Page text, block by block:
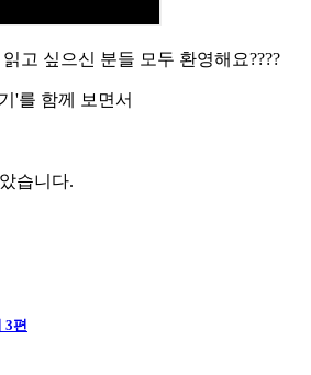
고 싶으신 분들 모두 환영해요????
'를 함께 보면서
습니다.
3편